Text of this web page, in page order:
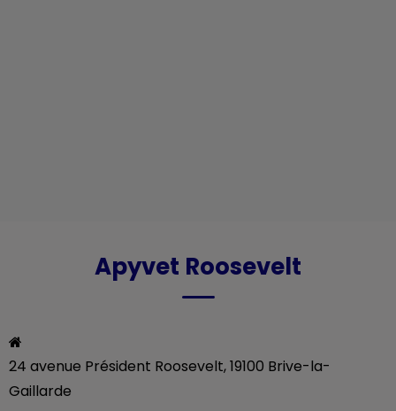
Apyvet Roosevelt
24 avenue Président Roosevelt, 19100 Brive-la-